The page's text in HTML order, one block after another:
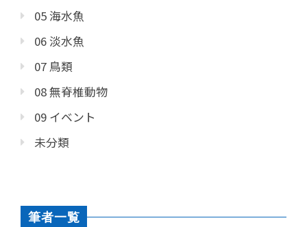
05 海水魚
06 淡水魚
07 鳥類
08 無脊椎動物
09 イベント
未分類
筆者一覧